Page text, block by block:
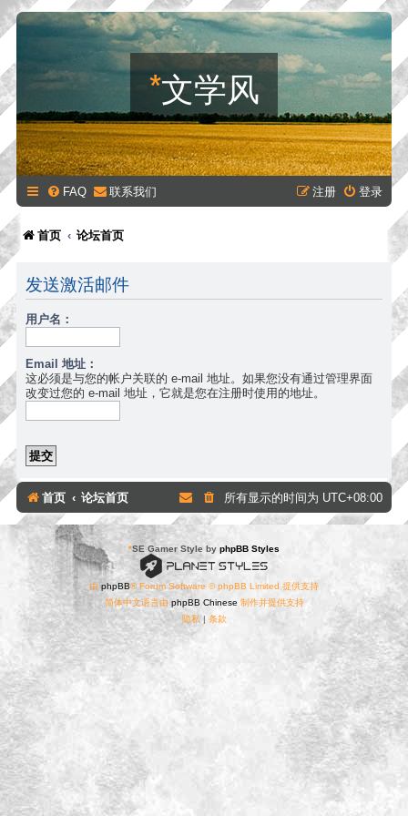
*文学风
FAQ 联系我们 登录
注册
首页 论坛首页
发送激活邮件
用户名：
Email 地址：
这必须是与您的帐户关联的 e-mail 地址。如果您没有通过管理界面
改变过您的 e-mail 地址，它就是您在注册时使用的地址。
首页 论坛首页 所有显示的时间为 UTC+08:00
*SE Gamer Style by phpBB Styles
由 phpBB® Forum Software © phpBB Limited 提供支持
简体中文语言由 phpBB Chinese 制作并提供支持
隐私 | 条款